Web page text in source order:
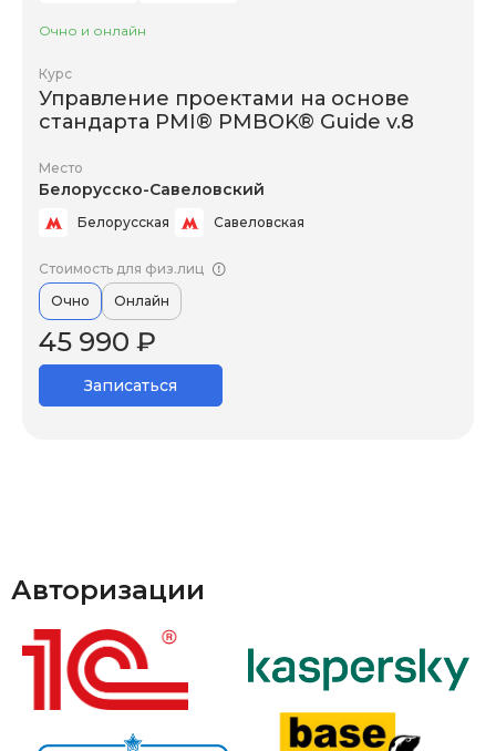
Очно и онлайн
Курс
Управление проектами на основе
стандарта PMI® PMBOK® Guide v.8
Место
Белорусско-Савеловский
Белорусская Савеловская
Стоимость для физ.лиц
Очно
Онлайн
45 990 ₽
Записаться
Авторизации